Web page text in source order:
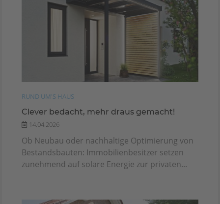
RUND UM'S HAUS
Clever bedacht, mehr draus gemacht!
14.04.2026
Ob Neubau oder nachhaltige Optimierung von
Bestandsbauten: Immobilienbesitzer setzen
zunehmend auf solare Energie zur privaten...